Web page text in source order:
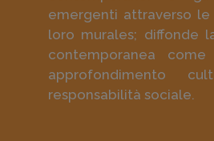
emergenti attraverso
loro murales; diffonde
contemporanea
approfondimento
responsabilità sociale.